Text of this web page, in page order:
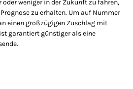
oder weniger in der Zukunft zu fahren,
zu erhalten. Um auf Nummer
einen großzügigen Zuschlag mit
garantiert günstiger als eine